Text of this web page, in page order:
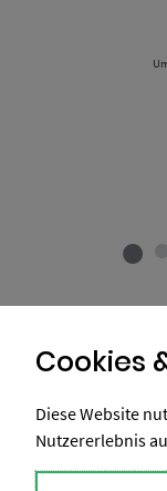
Cookies
Diese Website
Nutzererlebnis